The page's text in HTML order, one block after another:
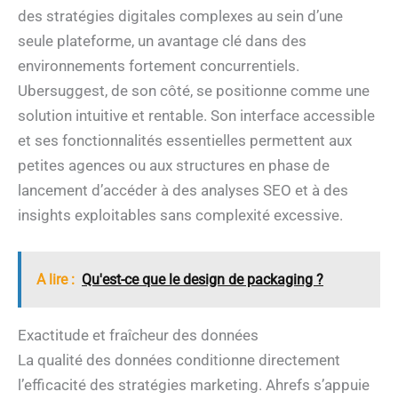
des stratégies digitales complexes au sein d’une
seule plateforme, un avantage clé dans des
environnements fortement concurrentiels.
Ubersuggest, de son côté, se positionne comme une
solution intuitive et rentable. Son interface accessible
et ses fonctionnalités essentielles permettent aux
petites agences ou aux structures en phase de
lancement d’accéder à des analyses SEO et à des
insights exploitables sans complexité excessive.
A lire : Qu'est-ce que le design de packaging ?
Exactitude et fraîcheur des données
La qualité des données conditionne directement
l’efficacité des stratégies marketing. Ahrefs s’appuie